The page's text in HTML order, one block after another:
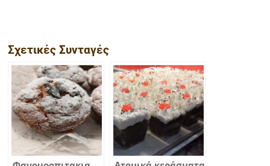
Σχετικές Συνταγές